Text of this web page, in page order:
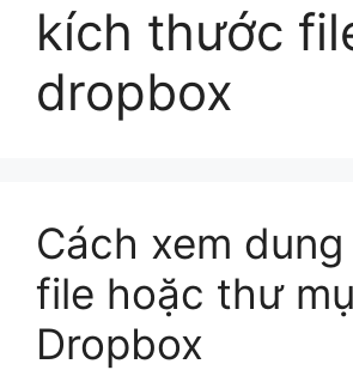
kích thước
dropbox
Cách xem
file hoặc thư
Dropbox